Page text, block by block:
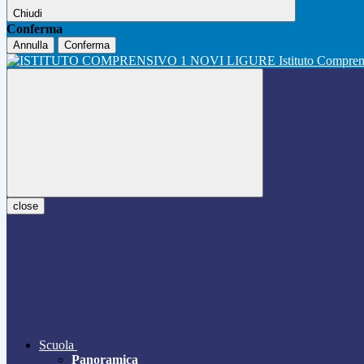
Chiudi
Conferma
Annulla Conferma
Istituto
close
Scuola
Panoramica